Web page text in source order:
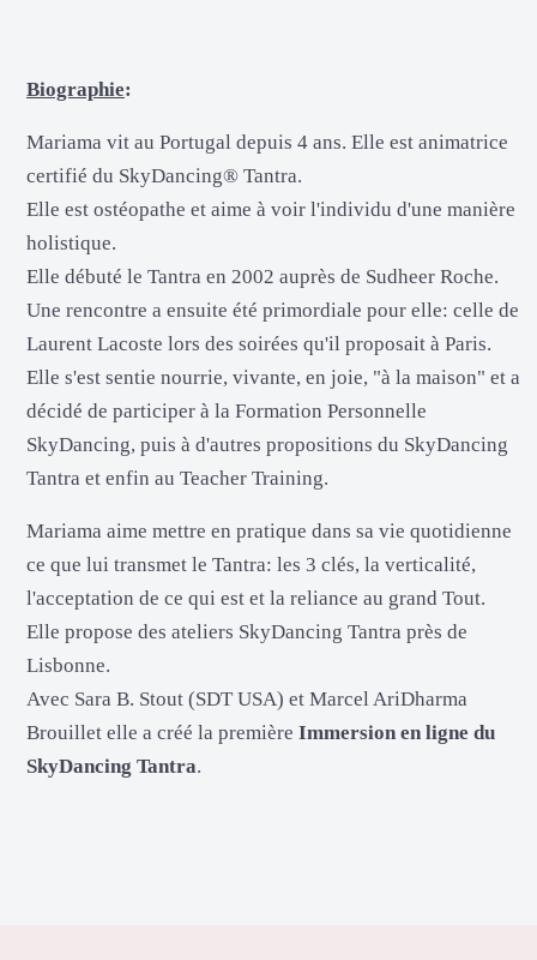
Biographie:
Mariama vit au Portugal depuis 4 ans. Elle est animatrice
certifié du SkyDancing® Tantra.
Elle est ostéopathe et aime à voir l'individu d'une manière
holistique.
Elle débuté le Tantra en 2002 auprès de Sudheer Roche.
Une rencontre a ensuite été primordiale pour elle: celle de
Laurent Lacoste lors des soirées qu'il proposait à Paris.
Elle s'est sentie nourrie, vivante, en joie, "à la maison" et a
décidé de participer à la Formation Personnelle
SkyDancing, puis à d'autres propositions du SkyDancing
Tantra et enfin au Teacher Training.
Mariama aime mettre en pratique dans sa vie quotidienne
ce que lui transmet le Tantra: les 3 clés, la verticalité,
l'acceptation de ce qui est et la reliance au grand Tout.
Elle propose des ateliers SkyDancing Tantra près de
Lisbonne.
Avec Sara B. Stout (SDT USA) et Marcel AriDharma
Brouillet elle a créé la première Immersion en ligne du
SkyDancing Tantra.